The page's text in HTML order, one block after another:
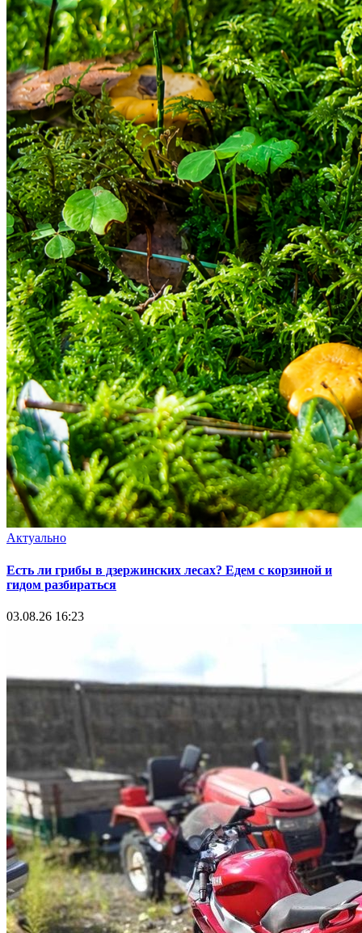
Актуально
Есть ли грибы в дзержинских лесах? Едем с корзиной и
гидом разбираться
03.08.26 16:23